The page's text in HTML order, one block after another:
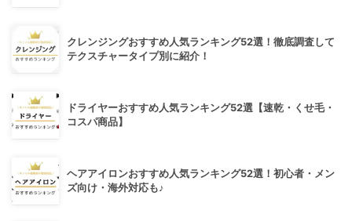
クレンジングおすすめ人気ランキング52選！徹底調査して
テクスチャータイプ別に紹介！
ドライヤーおすすめ人気ランキング52選【速乾・くせ毛・
コスパ商品】
ヘアアイロンおすすめ人気ランキング52選！初心者・メン
ズ向け・海外対応も♪